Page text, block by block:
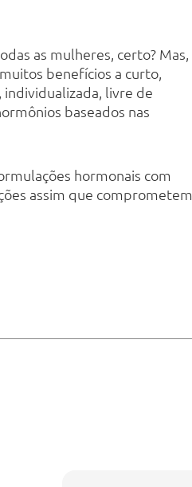
as mulheres, certo? Mas,
benefícios a curto,
livre de
baseados nas
hormonais com
assim que comprometem